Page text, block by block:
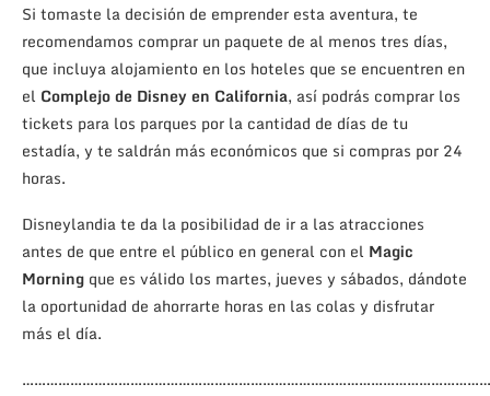
Si tomaste la decisión de emprender esta aventura, te
recomendamos comprar un paquete de al menos tres días,
que incluya alojamiento en los hoteles que se encuentren en
el Complejo de Disney en California, así podrás comprar los
tickets para los parques por la cantidad de días de tu
estadía, y te saldrán más económicos que si compras por 24
horas.
Disneylandia te da la posibilidad de ir a las atracciones
antes de que entre el público en general con el Magic
Morning que es válido los martes, jueves y sábados, dándote
la oportunidad de ahorrarte horas en las colas y disfrutar
más el día.